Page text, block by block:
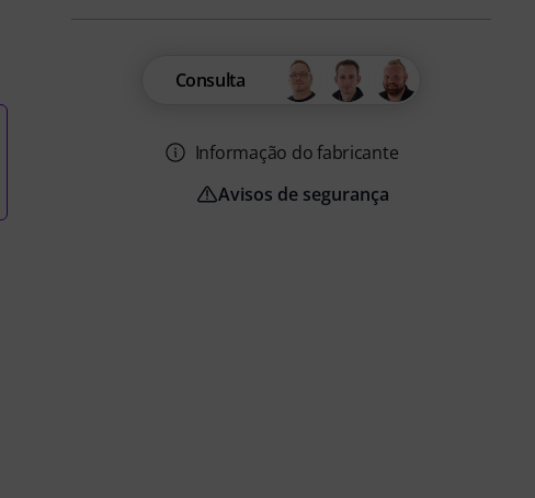
Consulta
Informação do fabricante
Avisos de segurança